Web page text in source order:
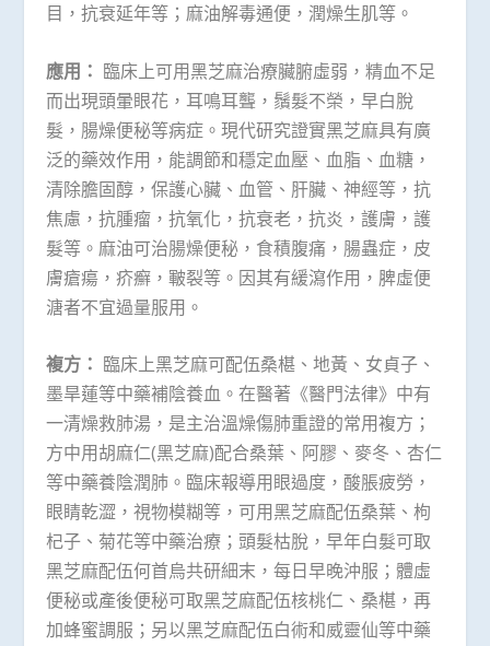
目，抗衰延年等；麻油解毒通便，潤燥生肌等。
應用： 臨床上可用黑芝麻治療臟腑虛弱，精血不足
而出現頭暈眼花，耳鳴耳聾，鬚髮不榮，早白脫
髮，腸燥便秘等病症。現代研究證實黑芝麻具有廣
泛的藥效作用，能調節和穩定血壓、血脂、血糖，
清除膽固醇，保護心臟、血管、肝臟、神經等，抗
焦慮，抗腫瘤，抗氧化，抗衰老，抗炎，護膚，護
髮等。麻油可治腸燥便秘，食積腹痛，腸蟲症，皮
膚瘡瘍，疥癬，皸裂等。因其有緩瀉作用，脾虛便
溏者不宜過量服用。
複方： 臨床上黑芝麻可配伍桑椹、地黃、女貞子、
墨旱蓮等中藥補陰養血。在醫著《醫門法律》中有
一清燥救肺湯，是主治溫燥傷肺重證的常用複方；
方中用胡麻仁(黑芝麻)配合桑葉、阿膠、麥冬、杏仁
等中藥養陰潤肺。臨床報導用眼過度，酸脹疲勞，
眼睛乾澀，視物模糊等，可用黑芝麻配伍桑葉、枸
杞子、菊花等中藥治療；頭髮枯脫，早年白髮可取
黑芝麻配伍何首烏共研細末，每日早晚沖服；體虛
便秘或產後便秘可取黑芝麻配伍核桃仁、桑椹，再
加蜂蜜調服；另以黑芝麻配伍白術和威靈仙等中藥